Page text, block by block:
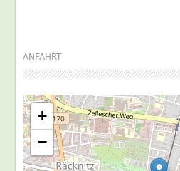
ANFAHRT
+
−